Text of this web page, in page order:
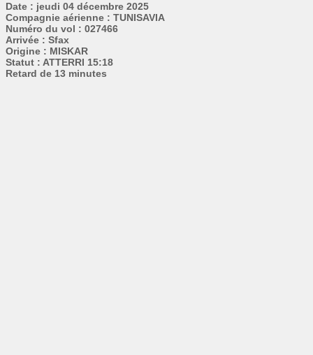
Date : jeudi 04 décembre 2025
Compagnie aérienne : TUNISAVIA
Numéro du vol : 027466
Arrivée : Sfax
Origine : MISKAR
Statut : ATTERRI 15:18
Retard de 13 minutes